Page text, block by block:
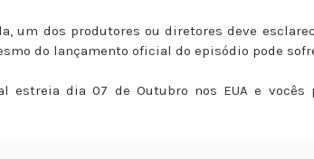
um dos produtores ou diretores deve
do lançamento oficial do episódio pode
estreia dia 07 de Outubro nos EUA e